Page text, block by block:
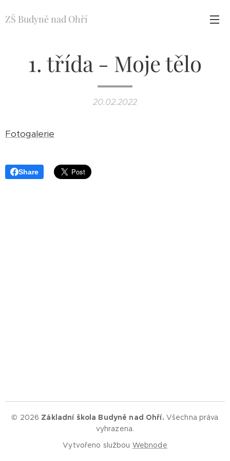
ZŠ Budyně nad Ohří
1. třída - Moje tělo
20.02.2022
Fotogalerie
Share
© 2026 Základní škola Budyně nad Ohří. Všechna práva
vyhrazena.
Vytvořeno službou Webnode